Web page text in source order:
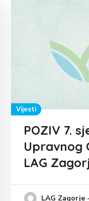
Vijesti
POZIV 7.
Upravnog
LAG
LAG Zagorje